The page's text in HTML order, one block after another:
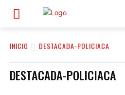
INICIO DESTACADA-POLICIACA
DESTACADA-POLICIACA